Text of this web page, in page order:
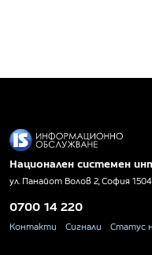
Национален системен
ул. Панайот Волов 2, София 1504
0700 14 220
Контакти Сигнали Статус